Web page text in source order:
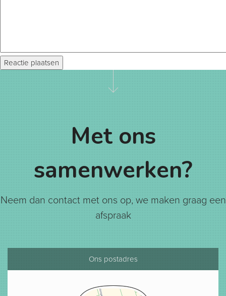
Met ons
samenwerken?
Neem dan contact met ons op, we maken graag een
afspraak
Ons postadres